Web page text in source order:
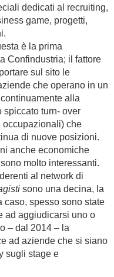
dedicati al recruiting,
game, progetti,
è la prima
Confindustria; il fattore
sul sito le
che operano in un
alla
spiccato turn- over
occupazionali) che
di nuove posizioni.
anche economiche
molto interessanti.
al network di
sono una decina, la
caso, spesso sono state
ad aggiudicarsi uno o
– dal 2014 – la
ad aziende che si siano
sugli stage e